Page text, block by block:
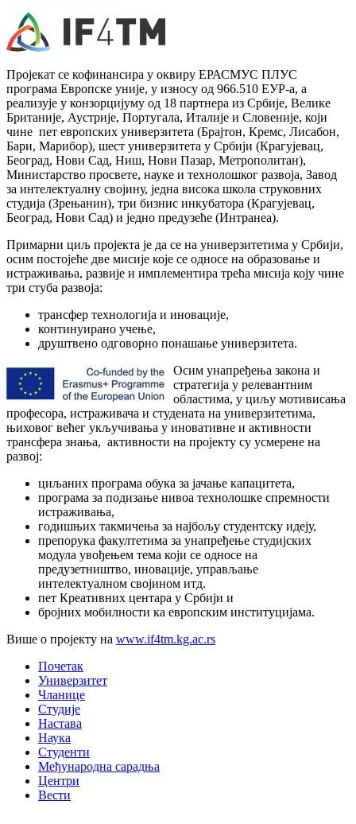
Пројекат се кофинансира у оквиру ЕРАСМУС ПЛУС
програма Европске уније, у износу од 966.510 ЕУР-а, а
реализује у конзорцијуму од 18 партнера из Србије, Велике
Британије, Аустрије, Португала, Италије и Словеније, који
чине пет европских универзитета (Брајтон, Кремс, Лисабон,
Бари, Марибор), шест универзитета у Србији (Крагујевац,
Београд, Нови Сад, Ниш, Нови Пазар, Метрополитан),
Министарство просвете, науке и технолошког развоја, Завод
за интелектуалну својину, једна висока школа струковних
студија (Зрењанин), три бизнис инкубатора (Крагујевац,
Београд, Нови Сад) и једно предузеће (Интранеа).
Примарни циљ пројекта је да се на универзитетима у Србији,
осим постојеће две мисије које се односе на образовање и
истраживања, развије и имплементира трећа мисија коју чине
три стуба развоја:
трансфер технологија и иновације,
континуирано учење,
друштвено одговорно понашање универзитета.
Осим унапређења закона и
стратегија у релевантним
областима, у циљу мотивисања
професора, истраживача и студената на универзитетима,
њиховог већег укључивања у иновативне и активности
трансфера знања, активности на пројекту су усмерене на
развој:
циљаних програма обука за јачање капацитета,
програма за подизање нивоа технолошке спремности
истраживања,
годишњих такмичења за најбољу студентску идеју,
препорука факултетима за унапређење студијских
модула увођењем тема који се односе на
предузетништво, иновације, управљање
интелектуалном својином итд.
пет Креативних центара у Србији и
бројних мобилности ка европским институцијама.
Више о пројекту на www.if4tm.kg.ac.rs
Почетак
Универзитет
Чланице
Студије
Настава
Наука
Студенти
Међународна сарадња
Центри
Вести